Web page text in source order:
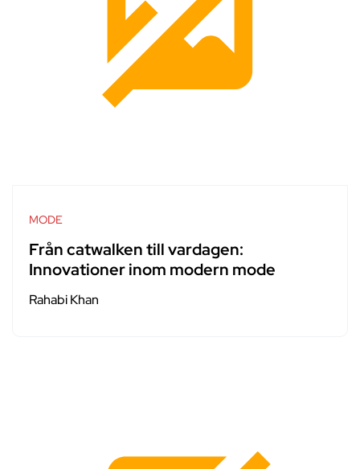
MODE
Från catwalken till vardagen:
Innovationer inom modern mode
Rahabi Khan